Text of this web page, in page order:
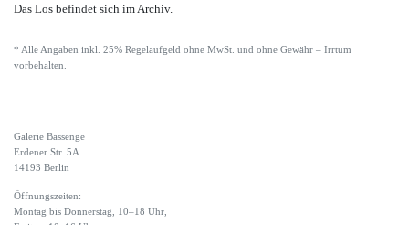
Das Los befindet sich im Archiv.
* Alle Angaben inkl. 25% Regelaufgeld ohne MwSt. und ohne Gewähr – Irrtum
vorbehalten.
Galerie Bassenge
Erdener Str. 5A
14193 Berlin
Öffnungszeiten:
Montag bis Donnerstag, 10–18 Uhr,